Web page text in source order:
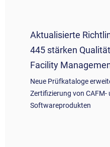
Aktualisierte
445 stärken
Facility
Neue Prüfkataloge
Zertifizierung von CAFM-
Softwareprodukten